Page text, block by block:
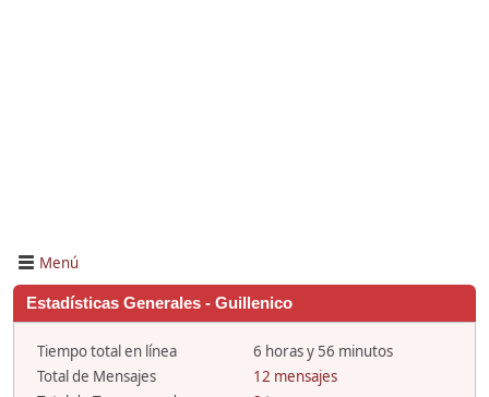
Menú
Estadísticas Generales - Guillenico
Tiempo total en línea
6 horas y 56 minutos
Total de Mensajes
12 mensajes